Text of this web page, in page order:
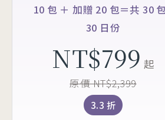
10 包 ＋ 加贈 20 包＝共 30
30 日份
NT$799 起
原價 NT$2,399
3.3 折